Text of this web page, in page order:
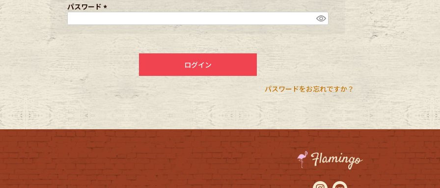
メンズ商品カテゴリーから探す
Tops Outer
Bottoms Fafatt
レディース商品カテゴリーから探す
Tops
)
パスワード
ログイン
パスワードをお忘れですか？